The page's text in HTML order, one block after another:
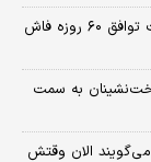
العربیه: توافق بازگشایی تنگه هرمز در راه است/جزئیات توافق ۶۰ روزه فاش
به سمت
می‌گویند الان وقتش